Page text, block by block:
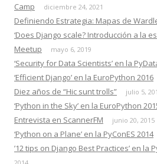
Camp
diciembre 24, 2021
Definiendo Estrategia: Mapas de
‘Does Django scale? Introducción a la
Meetup
mayo 6, 2019
‘Security for Data Scientists’ en la
‘Efficient Django’ en la EuroPython 2016
Diez años de “Hic sunt trolls” julio 5,
‘Python in the Sky’ en la EuroPython
Entrevista en ScannerFM junio 20, 2015
‘Python on a Plane’ en la PyConES 2014
’12 tips on Django Best Practices’ en la